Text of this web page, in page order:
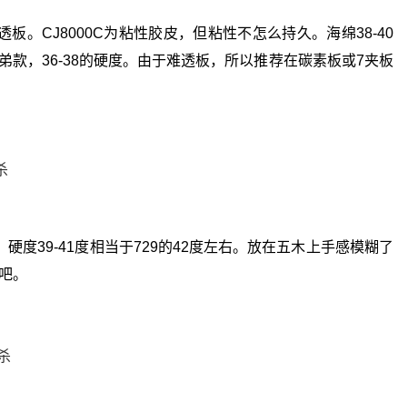
板。CJ8000C为粘性胶皮，但粘性不怎么持久。海绵38-40
款，36-38的硬度。由于难透板，所以推荐在碳素板或7夹板
度39-41度相当于729的42度左右。放在五木上手感模糊了
。